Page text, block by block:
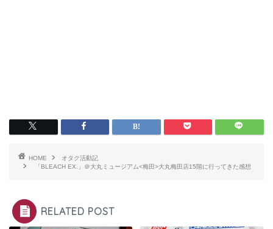
HOME
オタク活動記
「BLEACH EX.」＠大丸ミュージアム<梅田>大丸梅田店15階に行ってきた感想
RELATED POST